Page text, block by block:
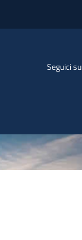
Seguici su